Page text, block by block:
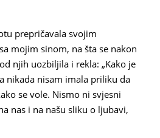
prepričavala svojim
mojim sinom, na šta se nakon
njih uozbiljila i rekla: „Kako je
nikada nisam imala priliku da
se vole. Nismo ni svjesni
nas i na našu sliku o ljubavi,